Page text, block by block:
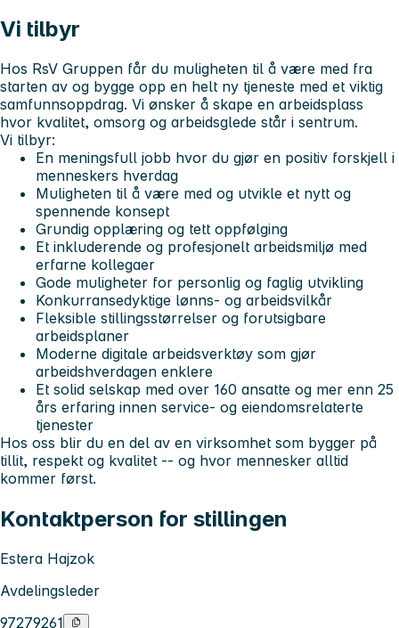
Vi tilbyr
Hos RsV Gruppen får du muligheten til å være med fra
starten av og bygge opp en helt ny tjeneste med et viktig
samfunnsoppdrag. Vi ønsker å skape en arbeidsplass
hvor kvalitet, omsorg og arbeidsglede står i sentrum.
Vi tilbyr:
En meningsfull jobb hvor du gjør en positiv forskjell i
menneskers hverdag
Muligheten til å være med og utvikle et nytt og
spennende konsept
Grundig opplæring og tett oppfølging
Et inkluderende og profesjonelt arbeidsmiljø med
erfarne kollegaer
Gode muligheter for personlig og faglig utvikling
Konkurransedyktige lønns- og arbeidsvilkår
Fleksible stillingsstørrelser og forutsigbare
arbeidsplaner
Moderne digitale arbeidsverktøy som gjør
arbeidshverdagen enklere
Et solid selskap med over 160 ansatte og mer enn 25
års erfaring innen service- og eiendomsrelaterte
tjenester
Hos oss blir du en del av en virksomhet som bygger på
tillit, respekt og kvalitet -- og hvor mennesker alltid
kommer først.
Kontaktperson for stillingen
Estera Hajzok
Avdelingsleder
97279261